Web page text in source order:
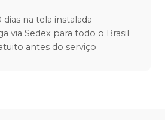
dias na tela instalada
via Sedex para todo o Brasil
antes do serviço